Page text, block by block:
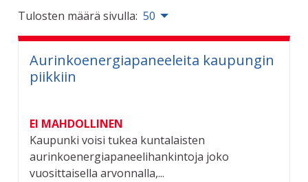
Tulosten määrä sivulla: 50
Aurinkoenergiapaneeleita kaupungin
piikkiin
EI MAHDOLLINEN
Kaupunki voisi tukea kuntalaisten
aurinkoenergiapaneelihankintoja joko
vuosittaisella arvonnalla,...